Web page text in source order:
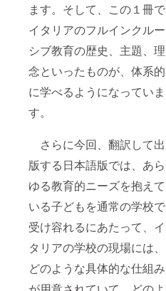
ます。そして、この１冊で
イタリアのフルインクルー
シブ教育の歴史、主題、理
念といったものが、体系的
に学べるようになっていま
す。
さらに今回、翻訳して出
版する日本語版では、あら
ゆる教育的ニーズを抱えて
いる子どもを通常の学校で
受け容れるにあたって、イ
タリアの学校の現場には、
どのような具体的な仕組み